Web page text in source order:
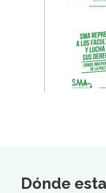
Dónde